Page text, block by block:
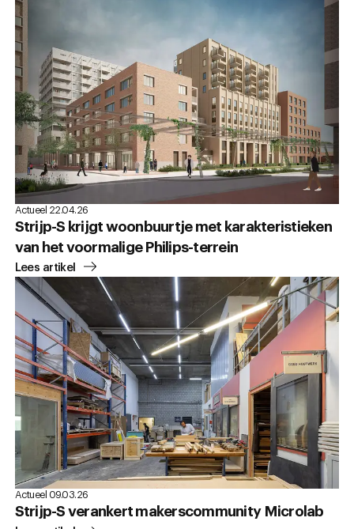
Actueel 22.04.26
Strijp-S krijgt woonbuurtje met karakteristieken
van het voormalige Philips-terrein
Lees artikel
Actueel 09.03.26
Strijp-S verankert makerscommunity Microlab